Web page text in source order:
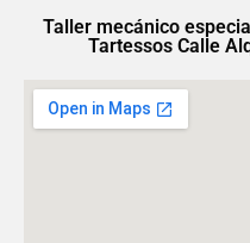
Taller mecánico
Tartessos Calle